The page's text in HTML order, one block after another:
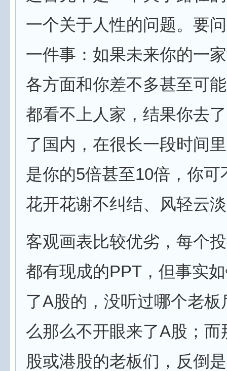
一个关于人性的问题。要
一件事：如果未来你的一
各方面和你差不多甚至可
都看不上人家，结果你去
了国内，在很长一段时间
是你的5倍甚至10倍，你可
花开花谢不纠结、风轻云
客观画表比较优劣，每个
都有现成的PPT，但事实
了A股的，没听过哪个老板
么那么不开眼来了A股；而
股或港股的老板们，反倒